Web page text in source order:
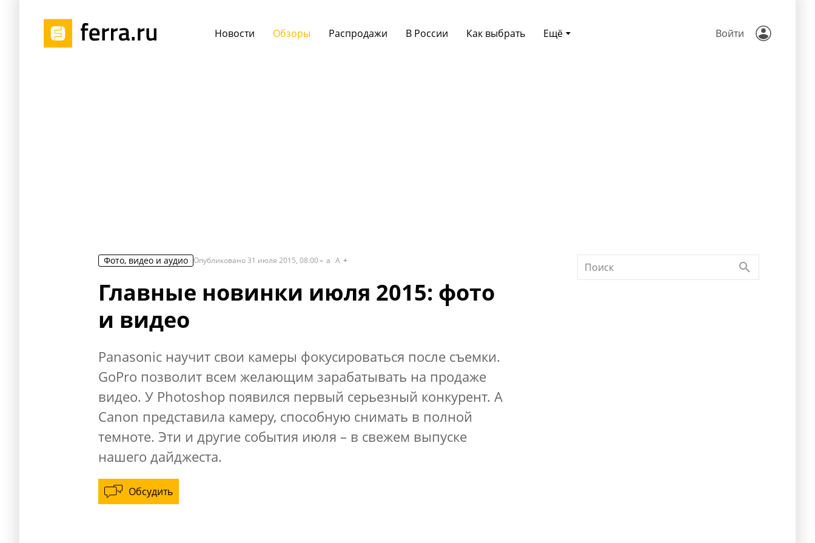
Ещё
Новости Обзоры Распродажи В России Как выбрать Войти
Фото, видео и аудио Опубликовано31 июля 2015, 08:00 a A
Главные новинки июля 2015: фото
и видео
Panasonic научит свои камеры фокусироваться после съемки.
GoPro позволит всем желающим зарабатывать на продаже
видео. У Photoshop появился первый серьезный конкурент. А
Canon представила камеру, способную снимать в полной
темноте. Эти и другие события июля – в свежем выпуске
нашего дайджеста.
Обсудить